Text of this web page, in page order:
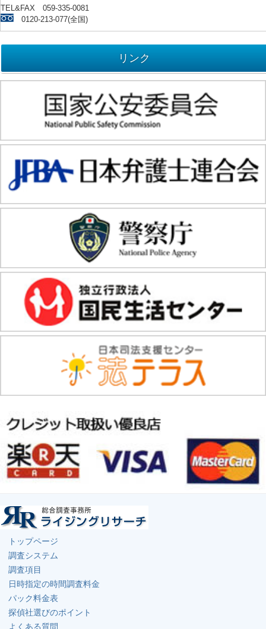
TEL&FAX 059-335-0081
0120-213-077(全国)
リンク
トップページ
調査システム
調査項目
日時指定の時間調査料金
パック料金表
探偵社選びのポイント
よくある質問